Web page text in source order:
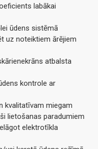
labākai
ūdens sistēmā
uz noteiktiem ārējiem
atbalsta
kontrole ar
kvalitatīvam miegam
lietošanas paradumiem
elektrotīkla